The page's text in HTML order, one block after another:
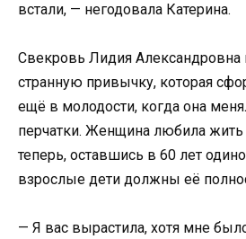
встали, — негодовала Катерина.
Свекровь Лидия Александровна
странную привычку, которая
ещё в молодости, когда она
перчатки. Женщина любила жить
теперь, оставшись в 60 лет
взрослые дети должны её
— Я вас вырастила, хотя мне